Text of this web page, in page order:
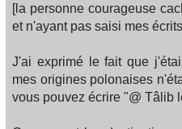
[la personne courageuse
et n'ayant pas saisi mes
J'ai exprimé le fait que
mes origines polonaises
vous pouvez écrire "@ Tâlib